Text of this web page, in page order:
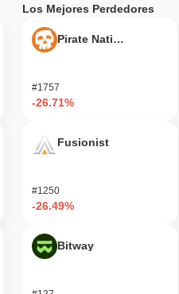
Los Mejores Perdedores
Pirate Nation Token
#1757
-26.71%
Fusionist
#1250
-26.49%
Bitway